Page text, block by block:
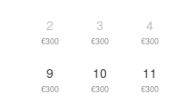
2
€300
3
€300
4
€300
9
€300
10
€300
11
€300